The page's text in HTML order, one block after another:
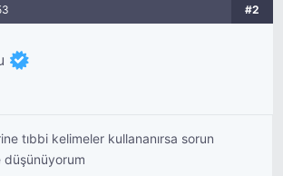
#2
tıbbi kelimeler kullananırsa sorun
düşünüyorum